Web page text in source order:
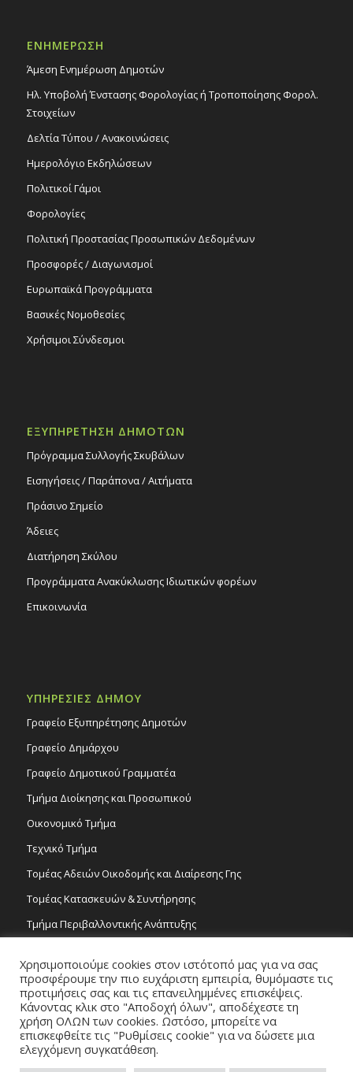
19
Εκδήλωση Κέντρου Ενηλίκων Στροβόλου,
19/5/25 – Πολιτιστικό Κέντρο
Εκδηλώσεις Δήμου
19
Συναυλία «35χρονα Χορωδίας ΤΕΗ-ΑΤΗΚ»,
19/5/25
Δημοτικό Θέατρο Στροβόλου
20
ΒΟΤΚΑ ΜΟΛΟΤΟΦ, του Άντον Τσέχωφ –
Κωμωδία της Ελένης Ράντου, στο πλαίσιο
του 9ου Φεστιβάλ Θεάτρου του Δήμου, στις
15, 20 & 22/5/25
Δημοτικό Θέατρο Στροβόλου
ΕΝΗΜΕΡΩΣΗ
Άμεση Ενημέρωση Δημοτών
Ηλ. Υποβολή Ένστασης Φορολογίας ή Τροποποίησης Φορολ.
Στοιχείων
Δελτία Τύπου / Ανακοινώσεις
Ημερολόγιο Εκδηλώσεων
Πολιτικοί Γάμοι
Φορολογίες
Πολιτική Προστασίας Προσωπικών Δεδομένων
Προσφορές / Διαγωνισμοί
Ευρωπαϊκά Προγράμματα
Βασικές Νομοθεσίες
Χρήσιμοι Σύνδεσμοι
ΕΞΥΠΗΡΕΤΗΣΗ ΔΗΜΟΤΩΝ
Πρόγραμμα Συλλογής Σκυβάλων
Εισηγήσεις / Παράπονα / Αιτήματα
Πράσινο Σημείο
Άδειες
Διατήρηση Σκύλου
Προγράμματα Ανακύκλωσης Ιδιωτικών φορέων
Επικοινωνία
ΥΠΗΡΕΣΙΕΣ ΔΗΜΟΥ
Γραφείο Εξυπηρέτησης Δημοτών
Γραφείο Δημάρχου
Γραφείο Δημοτικού Γραμματέα
Τμήμα Διοίκησης και Προσωπικού
Οικονομικό Τμήμα
Τεχνικό Τμήμα
Τομέας Αδειών Οικοδομής και Διαίρεσης Γης
Τομέας Κατασκευών & Συντήρησης
Τμήμα Περιβαλλοντικής Ανάπτυξης
Τομέας Γραμμάτων και Τεχνών
Τροχονομία
Χρησιμοποιούμε cookies στον ιστότοπό μας για να σας
προσφέρουμε την πιο ευχάριστη εμπειρία, θυμόμαστε τις
προτιμήσεις σας και τις επανειλημμένες επισκέψεις.
Κάνοντας κλικ στο "Αποδοχή όλων", αποδέχεστε τη
χρήση ΟΛΩΝ των cookies. Ωστόσο, μπορείτε να
επισκεφθείτε τις "Ρυθμίσεις cookie" για να δώσετε μια
ελεγχόμενη συγκατάθεση.